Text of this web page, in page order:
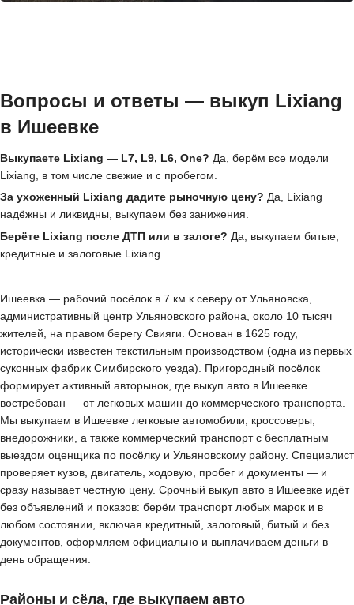
Вопросы и ответы — выкуп Lixiang
в Ишеевке
Выкупаете Lixiang — L7, L9, L6, One? Да, берём все модели
Lixiang, в том числе свежие и с пробегом.
За ухоженный Lixiang дадите рыночную цену? Да, Lixiang
надёжны и ликвидны, выкупаем без занижения.
Берёте Lixiang после ДТП или в залоге? Да, выкупаем битые,
кредитные и залоговые Lixiang.
Ишеевка — рабочий посёлок в 7 км к северу от Ульяновска,
административный центр Ульяновского района, около 10 тысяч
жителей, на правом берегу Свияги. Основан в 1625 году,
исторически известен текстильным производством (одна из первых
суконных фабрик Симбирского уезда). Пригородный посёлок
формирует активный авторынок, где выкуп авто в Ишеевке
востребован — от легковых машин до коммерческого транспорта.
Мы выкупаем в Ишеевке легковые автомобили, кроссоверы,
внедорожники, а также коммерческий транспорт с бесплатным
выездом оценщика по посёлку и Ульяновскому району. Специалист
проверяет кузов, двигатель, ходовую, пробег и документы — и
сразу называет честную цену. Срочный выкуп авто в Ишеевке идёт
без объявлений и показов: берём транспорт любых марок и в
любом состоянии, включая кредитный, залоговый, битый и без
документов, оформляем официально и выплачиваем деньги в
день обращения.
Районы и сёла, где выкупаем авто